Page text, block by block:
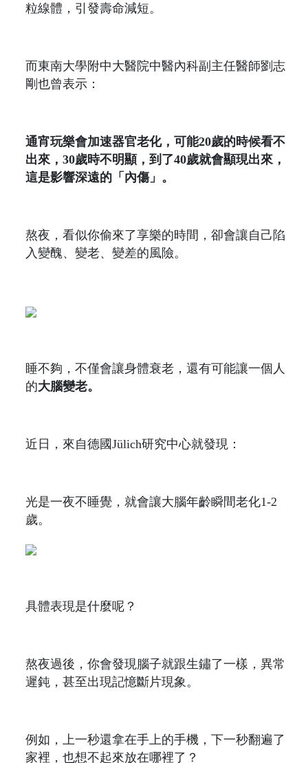
粒線體，引發壽命減短。
而東南大學附中大醫院中醫內科副主任醫師劉志
剛也曾表示：
通宵玩樂會加速器官老化，可能20歲的時候看不
出來，30歲時不明顯，到了40歲就會顯現出來，
這是影響深遠的「內傷」。
熬夜，看似你偷來了享樂的時間，卻會讓自己陷
入變醜、變老、變差的風險。
睡不夠，不僅會讓身體衰老，還有可能讓一個人
的大腦變老。
近日，來自德國Jülich研究中心就發現：
光是一夜不睡覺，就會讓大腦年齡瞬間老化1-2
歲。
具體表現是什麼呢？
熬夜過後，你會發現腦子就跟生鏽了一樣，異常
遲鈍，甚至出現記憶斷片現象。
例如，上一秒還拿在手上的手機，下一秒翻遍了
家裡，也想不起來放在哪裡了？